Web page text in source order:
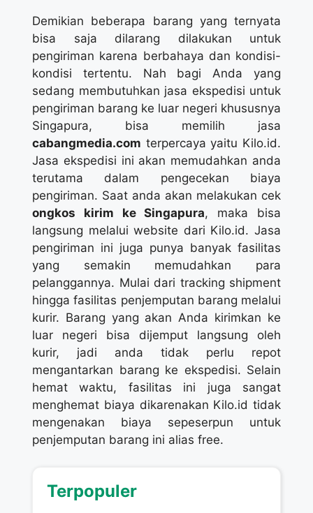
Demikian beberapa barang yang ternyata
bisa saja dilarang dilakukan untuk
pengiriman karena berbahaya dan kondisi-
kondisi tertentu. Nah bagi Anda yang
sedang membutuhkan jasa ekspedisi untuk
pengiriman barang ke luar negeri khususnya
Singapura, bisa memilih jasa
cabangmedia.com terpercaya yaitu Kilo.id.
Jasa ekspedisi ini akan memudahkan anda
terutama dalam pengecekan biaya
pengiriman. Saat anda akan melakukan cek
ongkos kirim ke Singapura, maka bisa
langsung melalui website dari Kilo.id. Jasa
pengiriman ini juga punya banyak fasilitas
yang semakin memudahkan para
pelanggannya. Mulai dari tracking shipment
hingga fasilitas penjemputan barang melalui
kurir. Barang yang akan Anda kirimkan ke
luar negeri bisa dijemput langsung oleh
kurir, jadi anda tidak perlu repot
mengantarkan barang ke ekspedisi. Selain
hemat waktu, fasilitas ini juga sangat
menghemat biaya dikarenakan Kilo.id tidak
mengenakan biaya sepeserpun untuk
penjemputan barang ini alias free.
Terpopuler